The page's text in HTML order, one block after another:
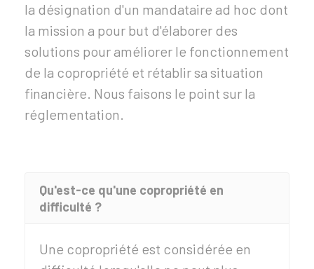
la désignation d'un mandataire ad hoc dont
la mission a pour but d'élaborer des
solutions pour améliorer le fonctionnement
de la copropriété et rétablir sa situation
financière. Nous faisons le point sur la
réglementation.
Qu'est-ce qu'une copropriété en
difficulté ?
Une copropriété est considérée en